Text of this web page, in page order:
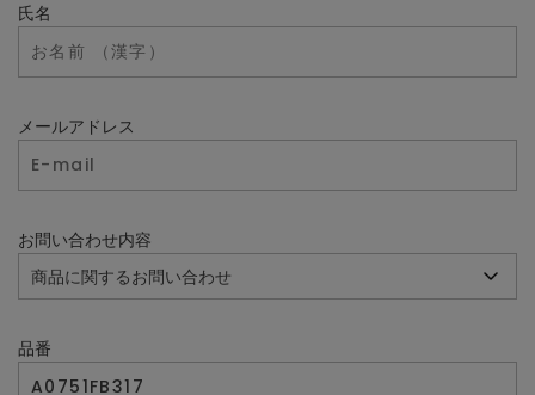
氏名
メールアドレス
お問い合わせ内容
品番